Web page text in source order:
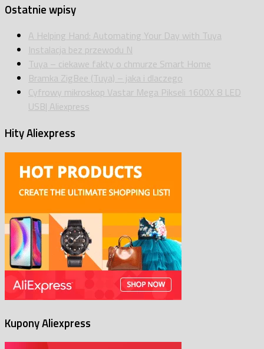
Ostatnie wpisy
A Helping Hand: Automating Your Day with Tuya
Instalacja bez przewodu N
Tuya – ciekawe fakty o chmurze Smart Home
Bramka ZigBee (Tuya) – jaka i dlaczego
Cyfrowy mikroskop Vastar Mega Pikseli 1600X 8 LED
USB| Aliexpress
Hity Aliexpress
Kupony Aliexpress